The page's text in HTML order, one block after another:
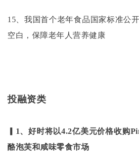
15、我国首个老年食品国家标准公
空白，保障老年人营养健康
投融资类
▎1、好时将以4.2亿美元价格收购
酪泡芙和咸味零食市场